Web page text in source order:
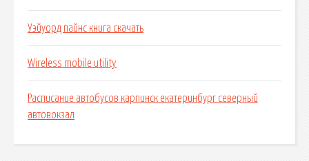
Уэйуорд пайнс книга скачать
Wireless mobile utility
Расписание автобусов карпинск екатеринбург северный
автовокзал